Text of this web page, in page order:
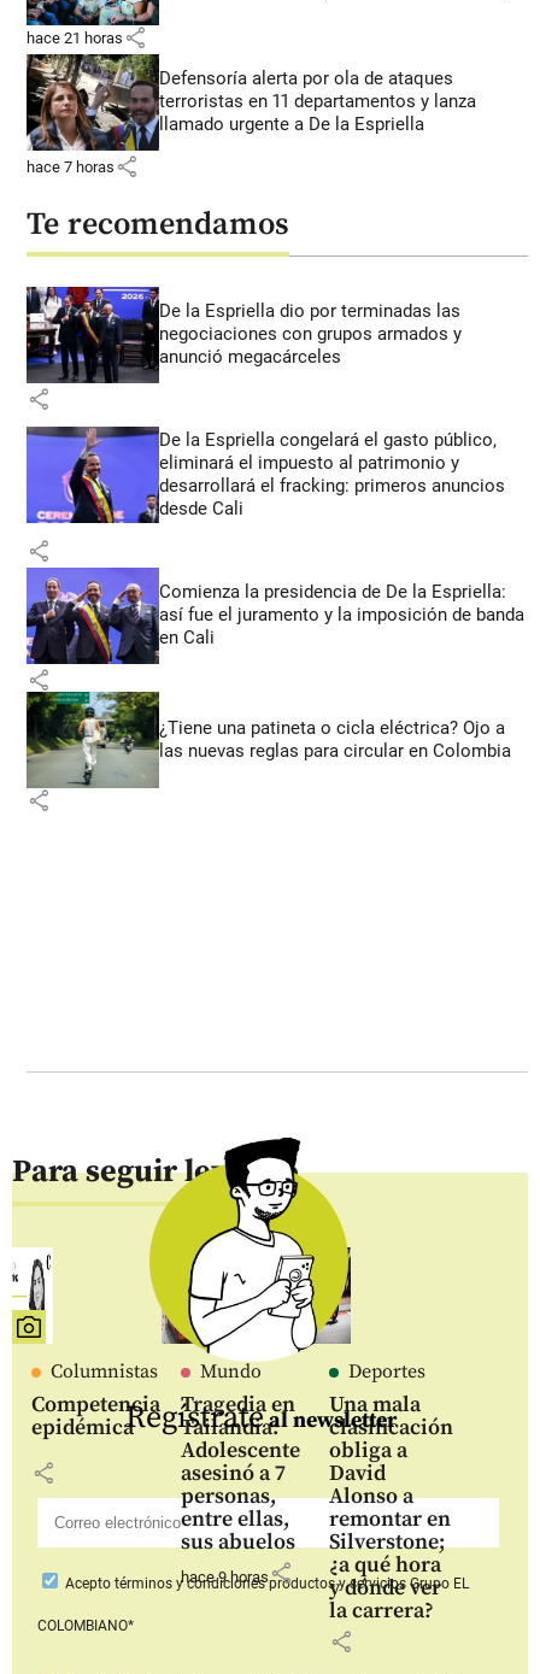
hace 21 horas share
Defensoría alerta por ola de ataques
terroristas en 11 departamentos y lanza
llamado urgente a De la Espriella
hace 7 horas share
Te recomendamos
De la Espriella dio por terminadas las
negociaciones con grupos armados y
anunció megacárceles
share
De la Espriella congelará el gasto público,
eliminará el impuesto al patrimonio y
desarrollará el fracking: primeros anuncios
desde Cali
share
Comienza la presidencia de De la Espriella:
así fue el juramento y la imposición de banda
en Cali
share
¿Tiene una patineta o cicla eléctrica? Ojo a
las nuevas reglas para circular en Colombia
share
Para seguir leyendo
Columnistas
Competencia
epidémica
share
Mundo
Tragedia en
Tailandia:
Adolescente
asesinó a 7
personas,
entre ellas,
sus abuelos
hace 9 horasshare
Deportes
Una mala
clasificación
obliga a
David
Alonso a
remontar en
Silverstone;
¿a qué hora
y dónde ver
la carrera?
share
Regístrateal newsletter
Aceptotérminos y condiciones productos y serviciosGrupo EL
COLOMBIANO*